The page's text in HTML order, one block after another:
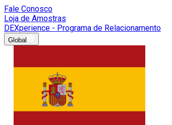
Fale Conosco
Loja de Amostras
DEXperience - Programa de Relacionamento
Global